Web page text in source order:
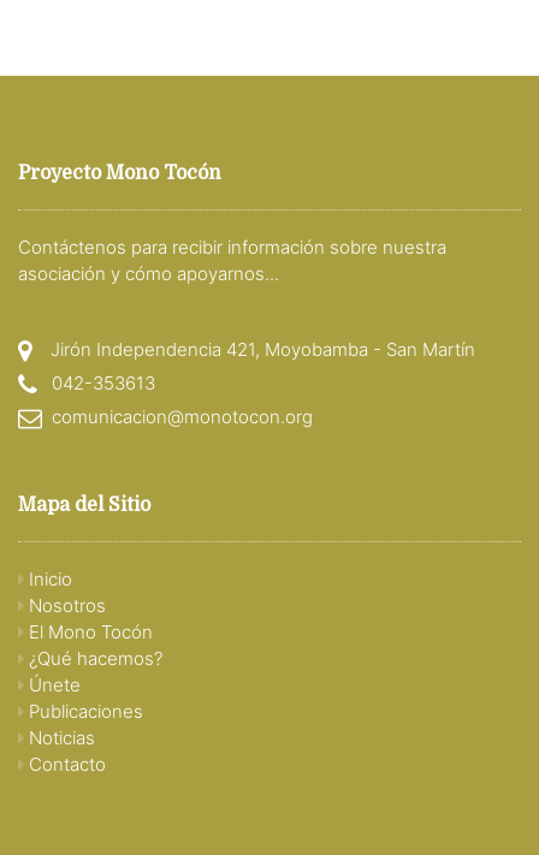
Proyecto Mono Tocón
Contáctenos para recibir información sobre nuestra
asociación y cómo apoyarnos...
Jirón Independencia 421, Moyobamba - San Martín
042-353613
comunicacion@monotocon.org
Mapa del Sitio
Inicio
Nosotros
El Mono Tocón
¿Qué hacemos?
Únete
Publicaciones
Noticias
Contacto